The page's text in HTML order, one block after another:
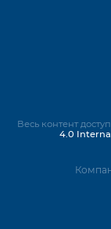
Весь контент
4.0